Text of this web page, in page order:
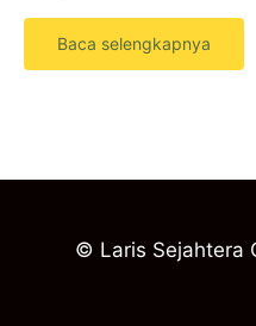
Baca selengkapnya
© Laris Sejahtera